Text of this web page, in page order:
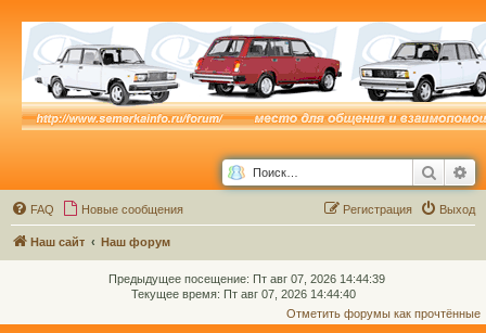
Поиск
FAQ Новые сообщения Выход
Регистрация
Наш сайт Наш форум
Предыдущее посещение: Пт авг 07, 2026 14:44:39
Текущее время: Пт авг 07, 2026 14:44:40
Отметить форумы как прочтённые